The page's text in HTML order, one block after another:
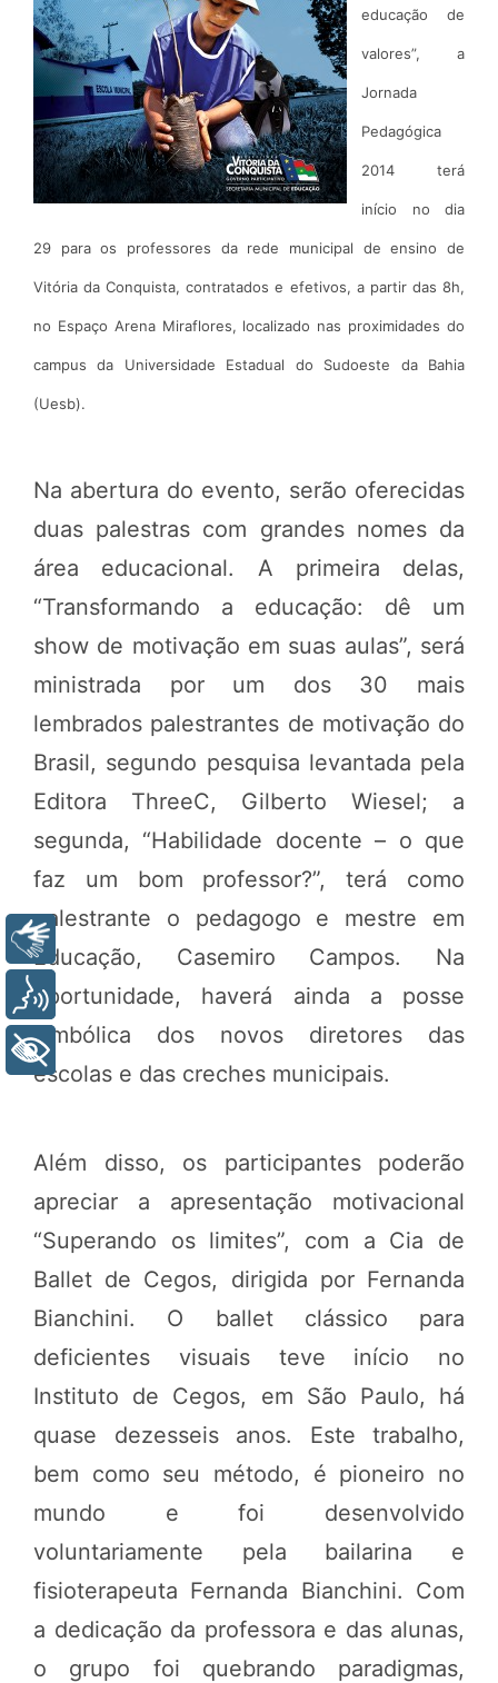
educação de
valores”, a
Jornada
Pedagógica
2014 terá
início no dia
29 para os professores da rede municipal de ensino de
Vitória da Conquista, contratados e efetivos, a partir das 8h,
no Espaço Arena Miraflores, localizado nas proximidades do
campus da Universidade Estadual do Sudoeste da Bahia
(Uesb).
Na abertura do evento, serão oferecidas
duas palestras com grandes nomes da
área educacional. A primeira delas,
“Transformando a educação: dê um
show de motivação em suas aulas”, será
ministrada por um dos 30 mais
lembrados palestrantes de motivação do
Brasil, segundo pesquisa levantada pela
Editora ThreeC, Gilberto Wiesel; a
segunda, “Habilidade docente – o que
faz um bom professor?”, terá como
palestrante o pedagogo e mestre em
Educação, Casemiro Campos. Na
oportunidade, haverá ainda a posse
simbólica dos novos diretores das
escolas e das creches municipais.
Além disso, os participantes poderão
apreciar a apresentação motivacional
“Superando os limites”, com a Cia de
Ballet de Cegos, dirigida por Fernanda
Bianchini. O ballet clássico para
deficientes visuais teve início no
Instituto de Cegos, em São Paulo, há
quase dezesseis anos. Este trabalho,
bem como seu método, é pioneiro no
mundo e foi desenvolvido
voluntariamente pela bailarina e
fisioterapeuta Fernanda Bianchini. Com
a dedicação da professora e das alunas,
o grupo foi quebrando paradigmas,
Voz
+ Acessibilidade